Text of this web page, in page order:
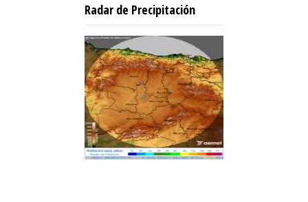
Radar de Precipitación